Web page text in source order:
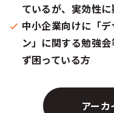
ているが、実効性
中小企業向けに「
ン」に関する勉強
ず困っている方
アー